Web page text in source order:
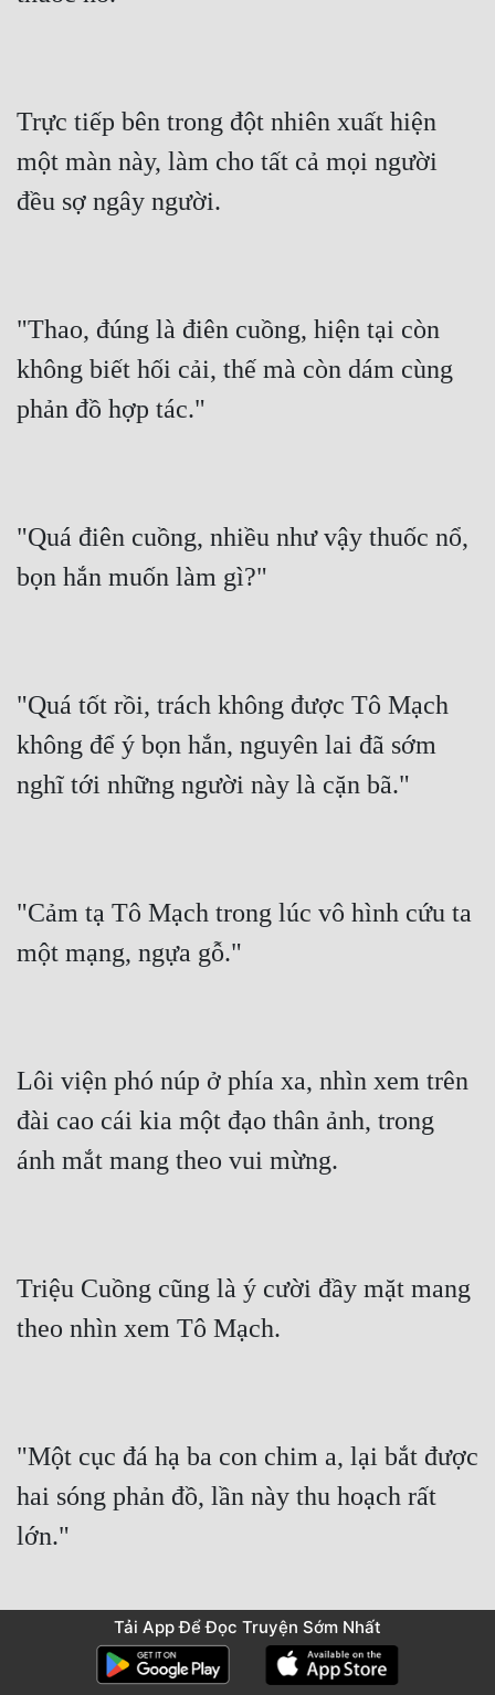
Trực tiếp bên trong đột nhiên xuất hiện
một màn này, làm cho tất cả mọi người
đều sợ ngây người.
"Thao, đúng là điên cuồng, hiện tại còn
không biết hối cải, thế mà còn dám cùng
phản đồ hợp tác."
"Quá điên cuồng, nhiều như vậy thuốc nổ,
bọn hắn muốn làm gì?"
"Quá tốt rồi, trách không được Tô Mạch
không để ý bọn hắn, nguyên lai đã sớm
nghĩ tới những người này là cặn bã."
"Cảm tạ Tô Mạch trong lúc vô hình cứu ta
một mạng, ngựa gỗ."
Lôi viện phó núp ở phía xa, nhìn xem trên
đài cao cái kia một đạo thân ảnh, trong
ánh mắt mang theo vui mừng.
Triệu Cuồng cũng là ý cười đầy mặt mang
theo nhìn xem Tô Mạch.
"Một cục đá hạ ba con chim a, lại bắt được
hai sóng phản đồ, lần này thu hoạch rất
lớn."
"Không phải Tô Mạch ý nghĩ dùng tốt, mà
Tải App Để Đọc Truyện Sớm Nhất